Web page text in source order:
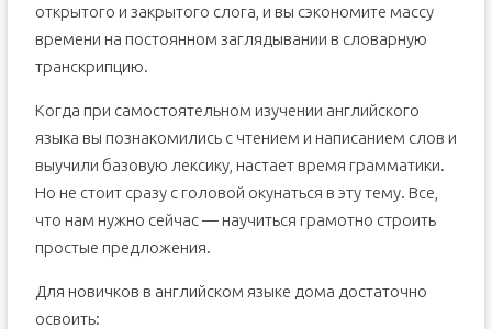
открытого и закрытого слога, и вы сэкономите массу
времени на постоянном заглядывании в словарную
транскрипцию.
Когда при самостоятельном изучении английского
языка вы познакомились с чтением и написанием слов и
выучили базовую лексику, настает время грамматики.
Но не стоит сразу с головой окунаться в эту тему. Все,
что нам нужно сейчас — научиться грамотно строить
простые предложения.
Для новичков в английском языке дома достаточно
освоить: